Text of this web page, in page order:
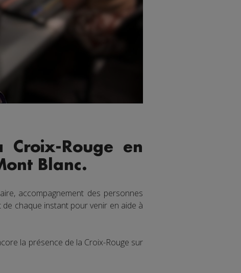
Croix-Rouge en
Blanc.
accompagnement des personnes
chaque instant pour venir en aide à
la présence de la Croix-Rouge sur